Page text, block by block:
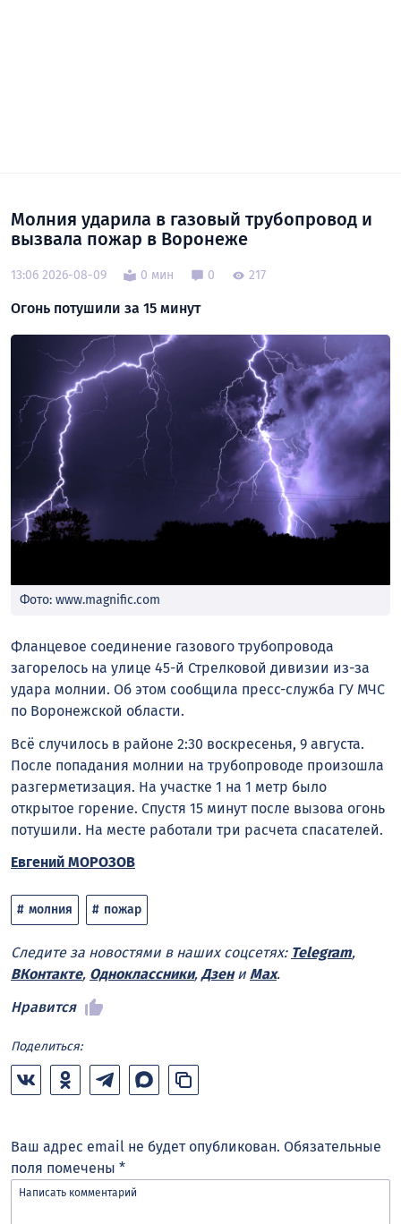
Молния ударила в газовый трубопровод и
вызвала пожар в Воронеже
13:06 2026-08-09 0 мин 0 217
Огонь потушили за 15 минут
Фото: www.magnific.com
Фланцевое соединение газового трубопровода
загорелось на улице 45-й Стрелковой дивизии из-за
удара молнии. Об этом сообщила пресс-служба ГУ МЧС
по Воронежской области.
Всё случилось в районе 2:30 воскресенья, 9 августа.
После попадания молнии на трубопроводе произошла
разгерметизация. На участке 1 на 1 метр было
открытое горение. Спустя 15 минут после вызова огонь
потушили. На месте работали три расчета спасателей.
Евгений МОРОЗОВ
молния пожар
Следите за новостями в наших соцсетях: Telegram,
ВКонтакте, Одноклассники, Дзени Max.
Нравится
Поделиться:
Ваш адрес email не будет опубликован. Обязательные
поля помечены *